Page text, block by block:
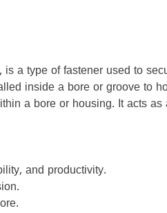
a type of fastener used to
inside a bore or groove to
a bore or housing. It acts
and productivity.